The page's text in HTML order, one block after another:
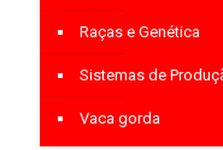
Raças e Genética
Sistemas de
Vaca gorda